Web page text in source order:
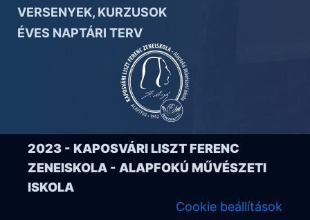
VERSENYEK, KURZUSOK
ÉVES NAPTÁRI TERV
2023 - KAPOSVÁRI LISZT FERENC
ZENEISKOLA - ALAPFOKÚ MŰVÉSZETI
ISKOLA
Cookie beállítások